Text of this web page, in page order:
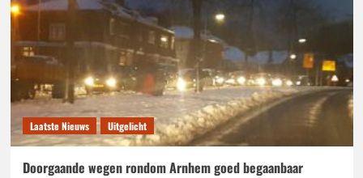
Laatste Nieuws Uitgelicht
Doorgaande wegen rondom Arnhem goed begaanbaar